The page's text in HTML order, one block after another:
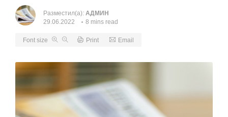
Разместил(а): АДМИН
29.06.2022
8 mins read
Font size Print Email